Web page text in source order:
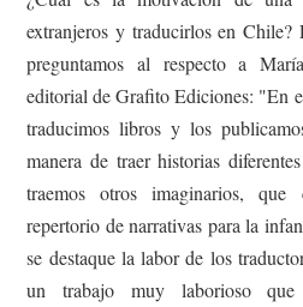
extranjeros y traducirlos en Chile?
preguntamos al respecto a
editorial de Grafito Ediciones: "En
traducimos libros y los
manera de traer historias
traemos otros imaginarios,
repertorio de narrativas para la
se destaque la labor de los
un trabajo muy laborioso que